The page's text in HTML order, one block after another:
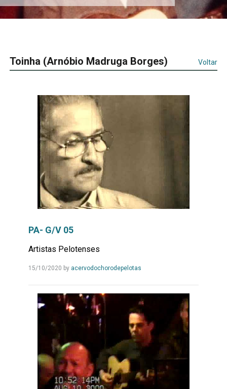
Toinha (Arnóbio Madruga Borges) Voltar
PA- G/V 05
Artistas Pelotenses
15/10/2020 by acervodochorodepelotasLeia